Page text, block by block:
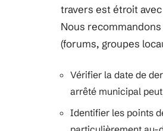
travers est étroit
Nous
(forums, groupes
Vérifier la date de
arrêté municipal
Identifier les points